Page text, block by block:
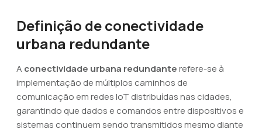
Definição de conectividade
urbana redundante
A conectividade urbana redundanterefere-se à
implementação de múltiplos caminhos de
comunicação em redes IoT distribuídas nas cidades,
garantindo que dados e comandos entre dispositivos e
sistemas continuem sendo transmitidos mesmo diante